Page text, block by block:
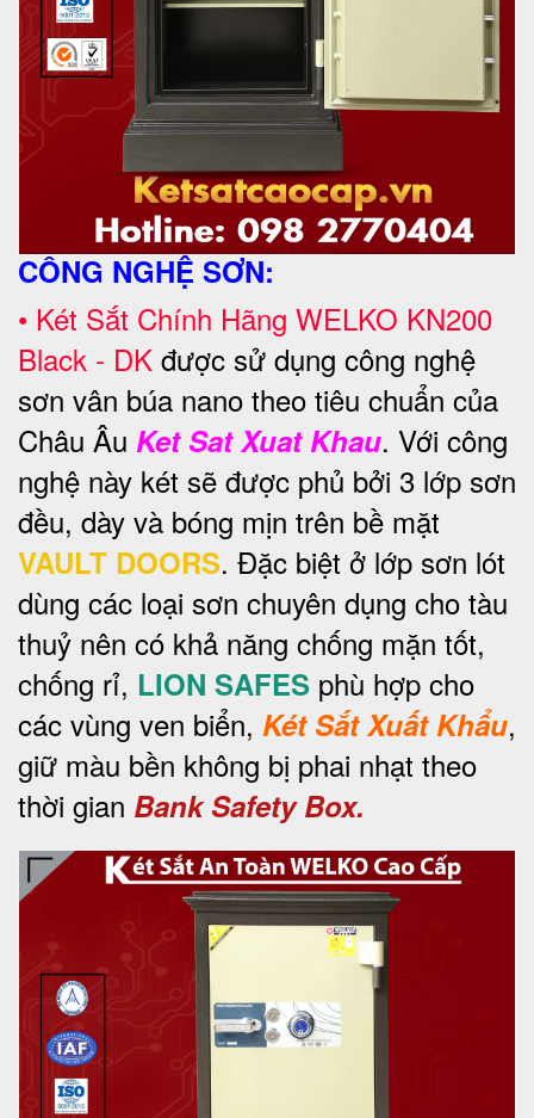
CÔNG NGHỆ SƠN:
• Két Sắt Chính Hãng WELKO KN200
Black - DK được sử dụng công nghệ
sơn vân búa nano theo tiêu chuẩn của
Châu Âu Ket Sat Xuat Khau. Với công
nghệ này két sẽ được phủ bởi 3 lớp sơn
đều, dày và bóng mịn trên bề mặt
VAULT DOORS. Đặc biệt ở lớp sơn lót
dùng các loại sơn chuyên dụng cho tàu
thuỷ nên có khả năng chống mặn tốt,
chống rỉ, LION SAFES phù hợp cho
các vùng ven biển, Két Sắt Xuất Khẩu,
giữ màu bền không bị phai nhạt theo
thời gian Bank Safety Box.